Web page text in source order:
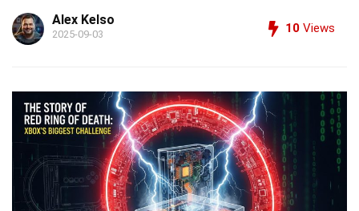
Alex Kelso
2025-09-03 10 Views